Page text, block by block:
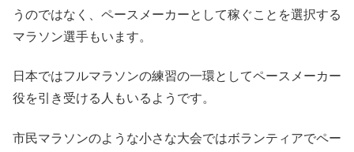
うのではなく、ペースメーカーとして稼ぐことを選択する
マラソン選手もいます。
日本ではフルマラソンの練習の一環としてペースメーカー
役を引き受ける人もいるようです。
市民マラソンのような小さな大会ではボランティアでペー